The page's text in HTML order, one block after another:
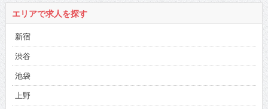
エリアで求人を探す
新宿
渋谷
池袋
上野